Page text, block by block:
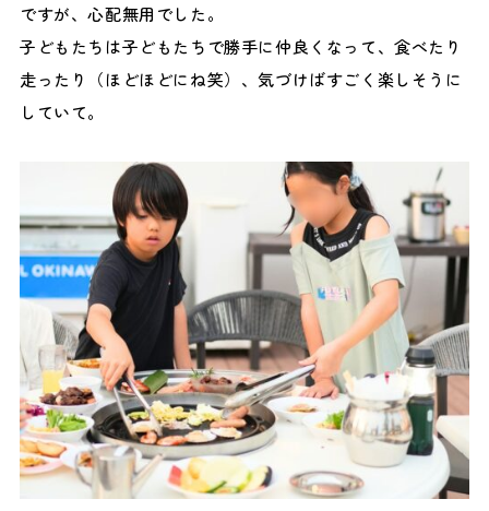
ですが、心配無用でした。
子どもたちは子どもたちで勝手に仲良くなって、食べたり
走ったり（ほどほどにね笑）、気づけばすごく楽しそうに
していて。